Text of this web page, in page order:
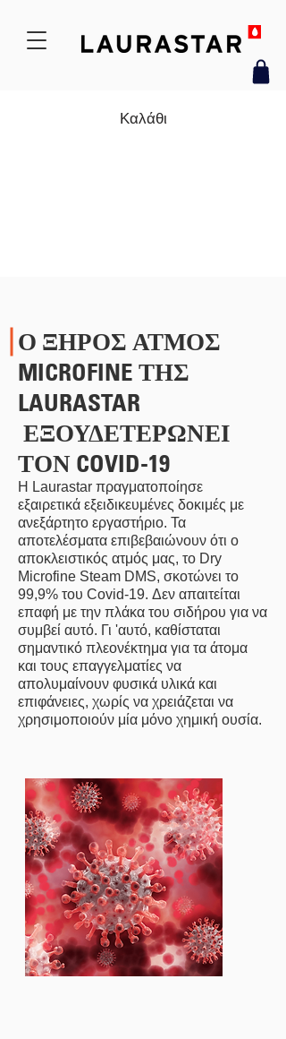
Καλάθι
Ο ΞΗΡΟΣ ΑΤΜΟΣ
MICROFINE ΤΗΣ
LAURASTAR
ΕΞΟΥΔΕΤΕΡΩΝΕΙ
ΤΟΝ COVID-19
Η Laurastar πραγματοποίησε
εξαιρετικά εξειδικευμένες δοκιμές με
ανεξάρτητο εργαστήριο. Τα
αποτελέσματα επιβεβαιώνουν ότι ο
αποκλειστικός ατμός μας, το Dry
Microfine Steam DMS, σκοτώνει το
99,9% του Covid-19. Δεν απαιτείται
επαφή με την πλάκα του σιδήρου για να
συμβεί αυτό. Γι 'αυτό, καθίσταται
σημαντικό πλεονέκτημα για τα άτομα
και τους επαγγελματίες να
απολυμαίνουν φυσικά υλικά και
επιφάνειες, χωρίς να χρειάζεται να
χρησιμοποιούν μία μόνο χημική ουσία.